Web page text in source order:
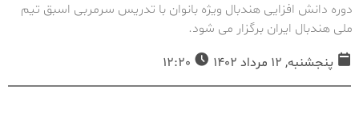
دوره دانش افزایی هندبال ویژه بانوان با تدریس سرمربی اسبق تیم
ملی هندبال ایران برگزار می شود.
پنجشنبه, 12 مرداد 1402